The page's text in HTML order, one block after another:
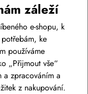
záleží
e-shopu, k
ke
používáme
„Přijmout vše“
a zpracováním a
z nakupování.